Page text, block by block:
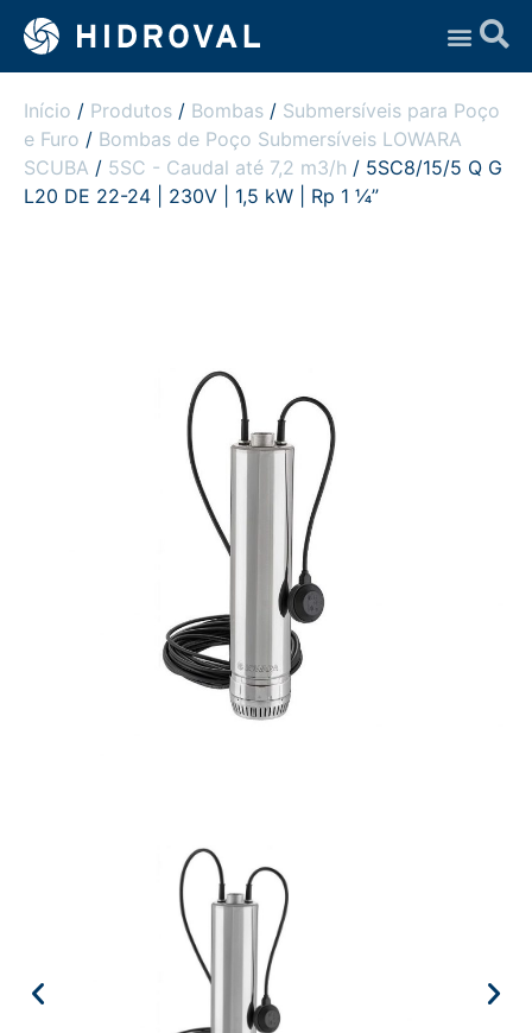
Início / Produtos / Bombas / Submersíveis para Poço
e Furo / Bombas de Poço Submersíveis LOWARA
SCUBA / 5SC - Caudal até 7,2 m3/h / 5SC8/15/5 Q G
L20 DE 22-24 | 230V | 1,5 kW | Rp 1 ¼”